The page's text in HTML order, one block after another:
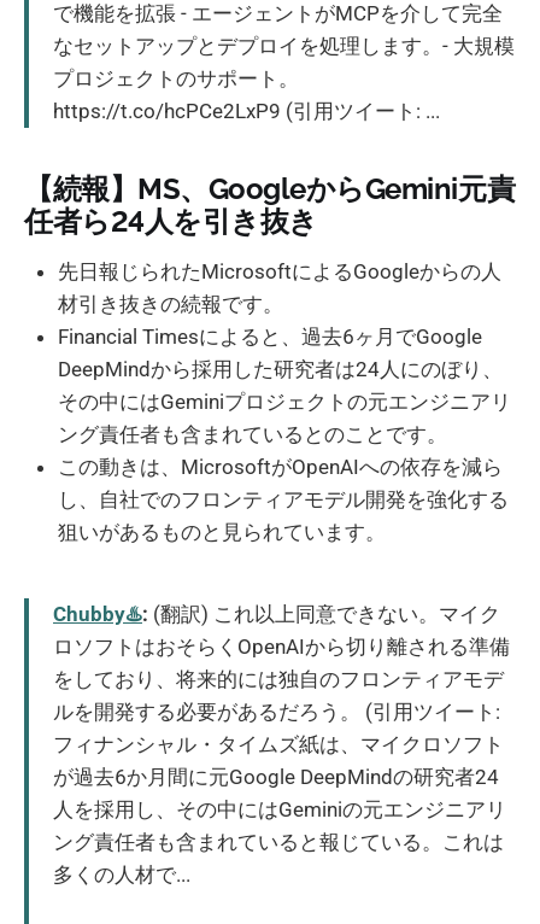
で機能を拡張 - エージェントがMCPを介して完全
なセットアップとデプロイを処理します。- 大規模
プロジェクトのサポート。
https://t.co/hcPCe2LxP9 (引用ツイート: ...
【続報】MS、GoogleからGemini元責
任者ら24人を引き抜き
先日報じられたMicrosoftによるGoogleからの人
材引き抜きの続報です。
Financial Timesによると、過去6ヶ月でGoogle
DeepMindから採用した研究者は24人にのぼり、
その中にはGeminiプロジェクトの元エンジニアリ
ング責任者も含まれているとのことです。
この動きは、MicrosoftがOpenAIへの依存を減ら
し、自社でのフロンティアモデル開発を強化する
狙いがあるものと見られています。
Chubby♨️: (翻訳) これ以上同意できない。マイク
ロソフトはおそらくOpenAIから切り離される準備
をしており、将来的には独自のフロンティアモデ
ルを開発する必要があるだろう。 (引用ツイート:
フィナンシャル・タイムズ紙は、マイクロソフト
が過去6か月間に元Google DeepMindの研究者24
人を採用し、その中にはGeminiの元エンジニアリ
ング責任者も含まれていると報じている。これは
多くの人材で...